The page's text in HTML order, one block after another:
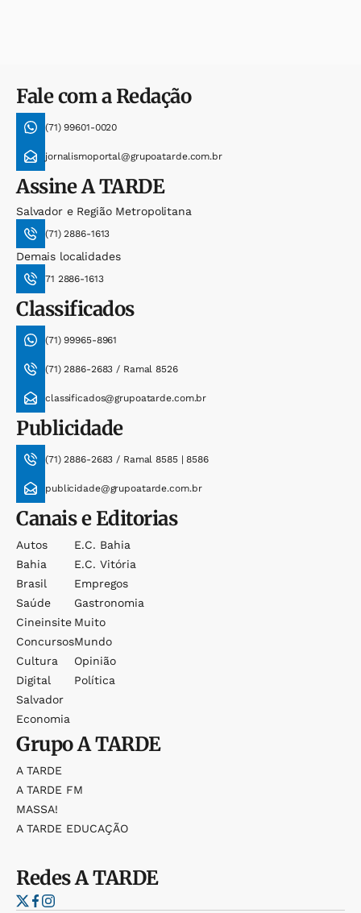
Fale com a Redação
(71) 99601-0020
jornalismoportal@grupoatarde.com.br
AssineA TARDE
Salvador e Região Metropolitana
(71) 2886-1613
Demais localidades
71 2886-1613
Classificados
(71) 99965-8961
(71) 2886-2683 / Ramal 8526
classificados@grupoatarde.com.br
Publicidade
(71) 2886-2683 / Ramal 8585 | 8586
publicidade@grupoatarde.com.br
Canais e Editorias
Autos
Bahia
Brasil
Saúde
Cineinsite
Concursos
Cultura
Digital
Salvador
Economia
E.c. Bahia
E.c. Vitória
Empregos
Gastronomia
Muito
Mundo
Opinião
Política
GrupoA TARDE
A TARDE
A TARDE FM
MASSA!
A TARDE EDUCAÇÃO
RedesA TARDE